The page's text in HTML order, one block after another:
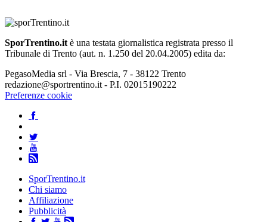
SporTrentino.it è una testata giornalistica registrata presso il
Tribunale di Trento (aut. n. 1.250 del 20.04.2005) edita da:
PegasoMedia srl - Via Brescia, 7 - 38122 Trento
redazione@sportrentino.it - P.I. 02015190222
Preferenze cookie
SporTrentino.it
Chi siamo
Affiliazione
Pubblicità